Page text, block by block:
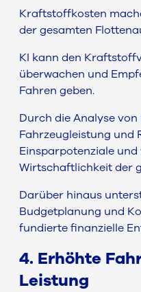
Kraftstoffkosten
der gesamten
KI kann den
überwachen und
Fahren geben.
Durch die Analyse
Fahrzeugleistung und
Einsparpotenziale
Wirtschaftlichkeit der
Darüber hinaus
Budgetplanung und
fundierte finanzielle
4. Erhöhte
Leistung